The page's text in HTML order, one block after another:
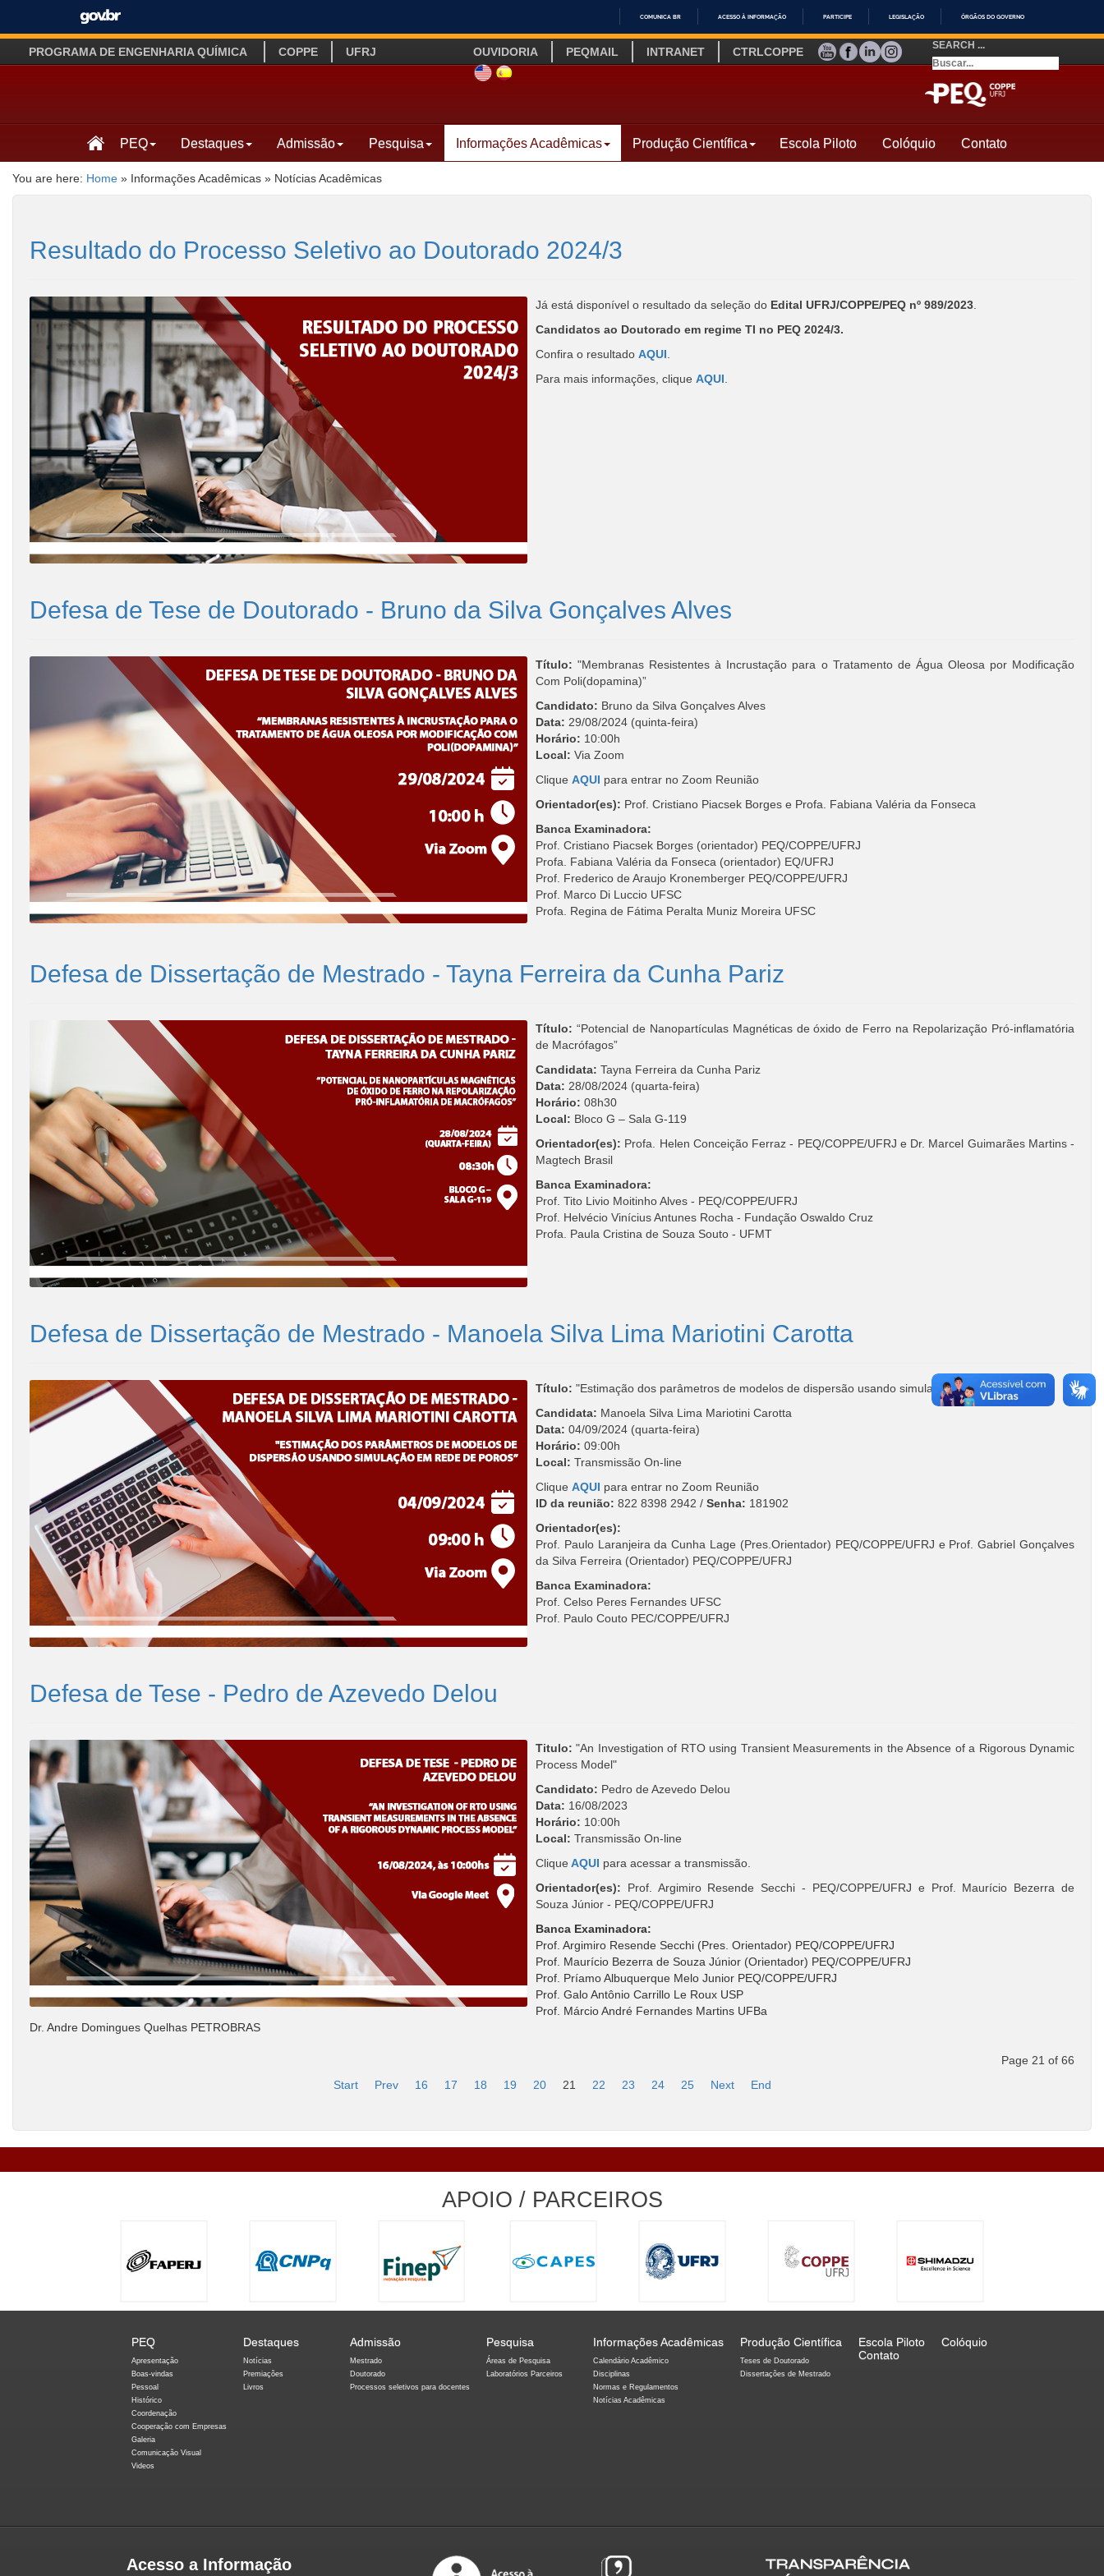
IR
O
COMUNICA BR ACESSO À INFORMAÇÃO PARTICIPE LEGISLAÇÃO ÓRGÃOS DO GOVERNO
PROGRAMA DE ENGENHARIA QUÍMICA COPPE UFRJ OUVIDORIA PEQMAIL INTRANET CTRLCOPPE YOUTUBE
FACEBOOK
LINKEDIN
INSTAGRAM
SITE INGLÊS
LINK SITE ESPANHOL
SEARCH ...
PEQ Destaques Admissão Pesquisa Informações Acadêmicas Produção Científica Escola Piloto Colóquio Contato
You are here: Home » Informações Acadêmicas » Notícias Acadêmicas
Resultado do Processo Seletivo ao Doutorado 2024/3
Já está disponível o resultado da seleção do Edital UFRJ/COPPE/PEQ nº 989/2023
Candidatos ao Doutorado em regime TI no PEQ 2024/3.
Confira o resultado AQUI
Para mais informações, clique AQUI
Defesa de Tese de Doutorado - Bruno da Silva Gonçalves Alves
Título: "Membranas Resistentes à Incrustação para o Tratamento de Água Oleosa por Modificação
Com Poli(dopamina)”
Candidato: Bruno da Silva Gonçalves Alves
Data: 29/08/2024 (quinta-feira)
Horário: 10:00h
Local: Via Zoom
Clique AQUI para entrar no Zoom Reunião
Orientador(es): Prof. Cristiano Piacsek Borges e Profa. Fabiana Valéria da Fonseca
Banca Examinadora:
Prof. Cristiano Piacsek Borges (orientador) PEQ/COPPE/UFRJ
Profa. Fabiana Valéria da Fonseca (orientador) EQ/UFRJ
Prof. Frederico de Araujo Kronemberger PEQ/COPPE/UFRJ
Prof. Marco Di Luccio UFSC
Profa. Regina de Fátima Peralta Muniz Moreira UFSC
Defesa de Dissertação de Mestrado - Tayna Ferreira da Cunha Pariz
Título: “Potencial de Nanopartículas Magnéticas de óxido de Ferro na Repolarização Pró-inflamatória
de Macrófagos”
Candidata: Tayna Ferreira da Cunha Pariz
Data: 28/08/2024 (quarta-feira)
Horário: 08h30
Local: Bloco G – Sala G-119
Orientador(es): Profa. Helen Conceição Ferraz - PEQ/COPPE/UFRJ e Dr. Marcel Guimarães Martins -
Magtech Brasil
Banca Examinadora:
Prof. Tito Livio Moitinho Alves - PEQ/COPPE/UFRJ
Prof. Helvécio Vinícius Antunes Rocha - Fundação Oswaldo Cruz
Profa. Paula Cristina de Souza Souto - UFMT
Defesa de Dissertação de Mestrado - Manoela Silva Lima Mariotini Carotta
Título: "Estimação dos parâmetros de modelos de dispersão usando simulação em rede de poros”
Candidata: Manoela Silva Lima Mariotini Carotta
Data: 04/09/2024 (quarta-feira)
Horário: 09:00h
Local: Transmissão On-line
Clique AQUI para entrar no Zoom Reunião
ID da reunião: 822 8398 2942 / Senha: 181902
Orientador(es):
Prof. Paulo Laranjeira da Cunha Lage (Pres.Orientador) PEQ/COPPE/UFRJ e Prof. Gabriel Gonçalves
da Silva Ferreira (Orientador) PEQ/COPPE/UFRJ
Banca Examinadora:
Prof. Celso Peres Fernandes UFSC
Prof. Paulo Couto PEC/COPPE/UFRJ
Defesa de Tese - Pedro de Azevedo Delou
Titulo: "An Investigation of RTO using Transient Measurements in the Absence of a Rigorous Dynamic
Process Model"
Candidato: Pedro de Azevedo Delou
Data: 16/08/2023
Horário: 10:00h
Local: Transmissão On-line
Clique AQUI para acessar a transmissão.
Orientador(es): Prof. Argimiro Resende Secchi - PEQ/COPPE/UFRJ e Prof. Maurício Bezerra de
Souza Júnior - PEQ/COPPE/UFRJ
Banca Examinadora:
Prof. Argimiro Resende Secchi (Pres. Orientador) PEQ/COPPE/UFRJ
Prof. Maurício Bezerra de Souza Júnior (Orientador) PEQ/COPPE/UFRJ
Prof. Príamo Albuquerque Melo Junior PEQ/COPPE/UFRJ
Prof. Galo Antônio Carrillo Le Roux USP
Prof. Márcio André Fernandes Martins UFBa
Dr. Andre Domingues Quelhas PETROBRAS
Page 21 of 66
Start
Prev 16 17 18 19 20 21 22 23 24 25 Next End
APOIO / PARCEIROS
PEQ
Apresentação
Boas-vindas
Pessoal
Histórico
Coordenação
Cooperação com Empresas
Galeria
Comunicação Visual
Videos
Destaques
Notícias
Premiações
Livros
Admissão
Mestrado
Doutorado
Processos seletivos para docentes
Pesquisa
Áreas de Pesquisa
Laboratórios Parceiros
Informações Acadêmicas
Calendário Acadêmico
Disciplinas
Normas e Regulamentos
Notícias Acadêmicas
Produção Científica
Teses de Doutorado
Dissertações de Mestrado
Escola Piloto
Colóquio
Contato
Acesso a Informação